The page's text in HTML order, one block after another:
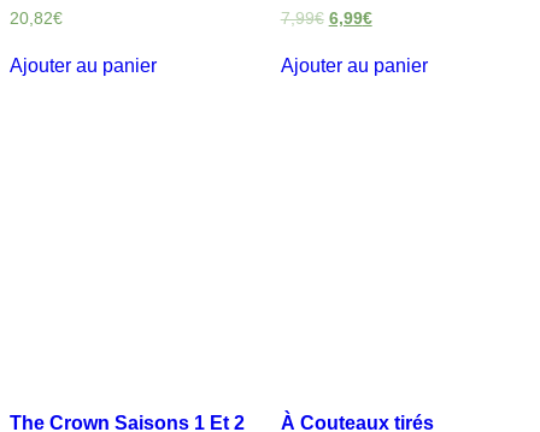
20,82€
Ajouter au panier
7,99€ 6,99€
Ajouter au panier
The Crown Saisons 1 Et 2 À Couteaux tirés